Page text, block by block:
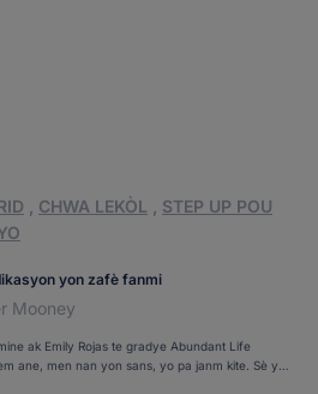
CHWA LEKÒL
STEP UP POU
yon zafè fanmi
Mooney
ak Emily Rojas te gradye Abundant Life
ane, men nan yon sans, yo pa janm kite. Sè yo